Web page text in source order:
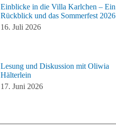
Einblicke in die Villa Karlchen – Ein
Rückblick und das Sommerfest 2026
16. Juli 2026
Lesung und Diskussion mit Oliwia
Hälterlein
17. Juni 2026